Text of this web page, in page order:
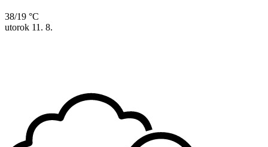
38/19 °C
utorok 11. 8.